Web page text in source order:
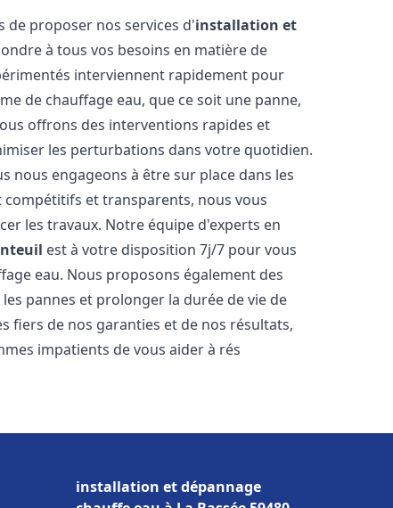
de proposer nos services d'installation et
à tous vos besoins en matière de
interviennent rapidement pour
de chauffage eau, que ce soit une panne,
offrons des interventions rapides et
les perturbations dans votre quotidien.
nous engageons à être sur place dans les
et transparents, nous vous
les travaux. Notre équipe d'experts en
est à votre disposition 7j/7 pour vous
eau. Nous proposons également des
pannes et prolonger la durée de vie de
fiers de nos garanties et de nos résultats,
impatients de vous aider à rés
installation et dépannage